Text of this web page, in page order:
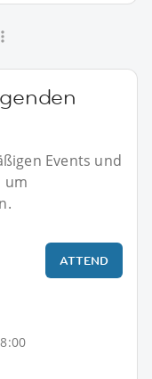
Events und
um
ATTEND